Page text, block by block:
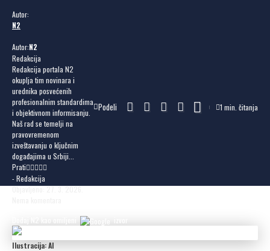
Autor:
N2
Autor:N2
Redakcija
Redakcija portala N2
okuplja tim novinara i
urednika posvećenih
profesionalnim standardima
i objektivnom informisanju.
Naš rad se temelji na
pravovremenom
izveštavanju o ključnim
događajima u Srbiji...
Prati
- Redakcija
Objavljeno: 27. 3. 2026.
Podeli 1 min. čitanja
Ilustracija: AI